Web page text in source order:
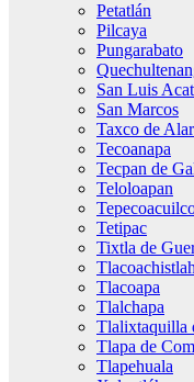
Petatlán
Pilcaya
Pungarabato
San Luis
San Marcos
Taxco de
Tecoanapa
Tecpan de
Teloloapan
Tetipac
Tixtla de
Tlacoapa
Tlalchapa
Tlalixtaquilla
Tlapa de
Tlapehuala